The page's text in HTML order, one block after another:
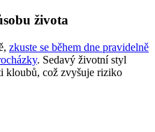
života
zkuste se během dne pravidelně
. Sedavý životní styl
kloubů, což zvyšuje riziko